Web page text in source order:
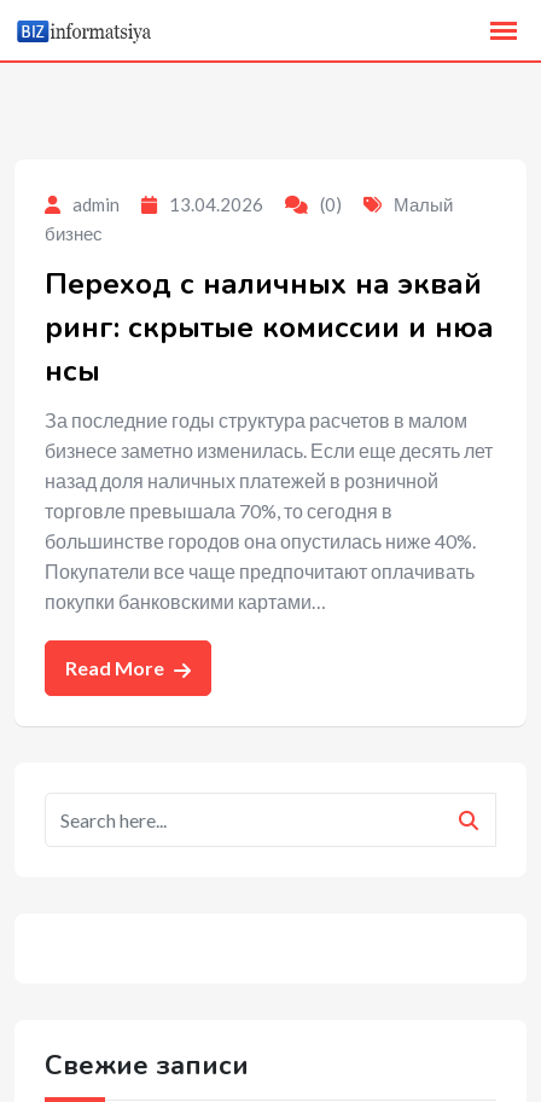
content
admin 13.04.2026 (0)
Малый
бизнес
Переход с наличных на эквай
ринг: скрытые комиссии и нюа
нсы
За последние годы структура расчетов в малом
бизнесе заметно изменилась. Если еще десять лет
назад доля наличных платежей в розничной
торговле превышала 70%, то сегодня в
большинстве городов она опустилась ниже 40%.
Покупатели все чаще предпочитают оплачивать
покупки банковскими картами…
Read More
Свежие записи